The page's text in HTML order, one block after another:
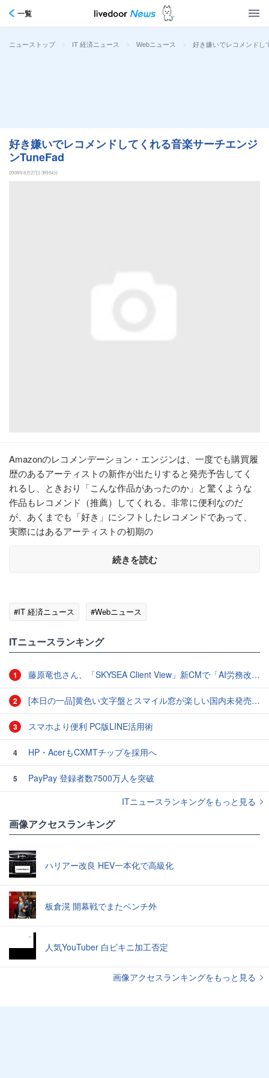
一覧
ニューストップ > IT 経済ニュース > Webニュース > 好き嫌いでレコメンドし
好き嫌いでレコメンドしてくれる音楽サーチエンジ
ンTuneFad
2008年8月27日 3時54分
Amazonのレコメンデーション・エンジンは、一度でも購買履
歴のあるアーティストの新作が出たりすると発売予告してく
れるし、ときおり「こんな作品があったのか」と驚くような
作品もレコメンド（推薦）してくれる。非常に便利なのだ
が、あくまでも「好き」にシフトしたレコメンドであって、
実際にはあるアーティストの初期の
続きを読む
#IT 経済ニュース #Webニュース
ITニュースランキング
1 藤原竜也さん、「SKYSEA Client View」新CMで「AI労務改善」をアピール 働き方をAIが分析したら「すぐに休んで」と言われる？
2 [本日の一品]黄色い文字盤とスマイル窓が楽しい国内未発売のCASIO「AMW-880D」
3 スマホより便利 PC版LINE活用術
4 HP・AcerもCXMTチップを採用へ
5
PayPay 登録者数7500万人を突破
ITニュースランキングをもっと見る
画像アクセスランキング
ハリアー改良 HEV一本化で高級化
板倉滉 開幕戦でまたベンチ外
人気YouTuber 白ビキニ加工否定
画像アクセスランキングをもっと見る